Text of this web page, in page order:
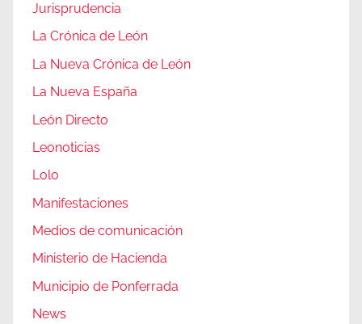
Jurisprudencia
La Crónica de León
La Nueva Crónica de León
La Nueva España
León Directo
Leonoticias
Lolo
Manifestaciones
Medios de comunicación
Ministerio de Hacienda
Municipio de Ponferrada
News